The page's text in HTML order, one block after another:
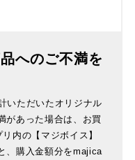
へのご不満を
いただいたオリジナル
があった場合は、お買
内の【マジボイス】
、購入金額分をmajica